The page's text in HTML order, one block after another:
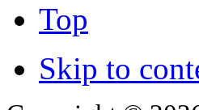
Top
Skip to